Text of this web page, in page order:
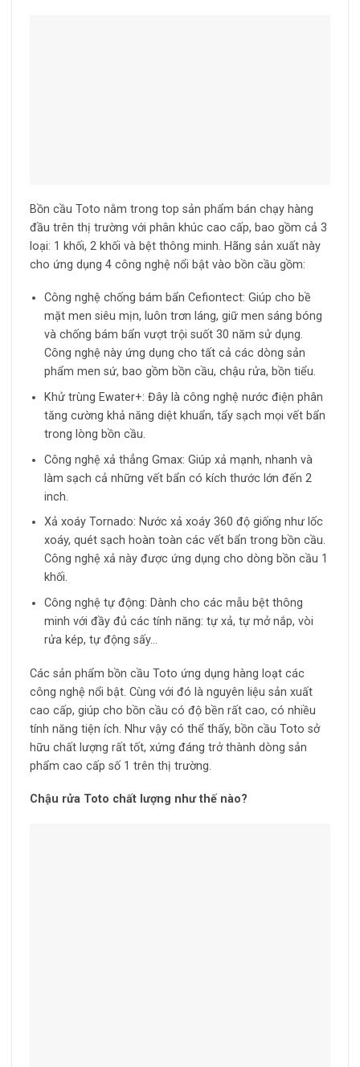
Bồn cầu Toto nằm trong top sản phẩm bán chạy hàng
đầu trên thị trường với phân khúc cao cấp, bao gồm cả 3
loại: 1 khối, 2 khối và bệt thông minh. Hãng sản xuất này
cho ứng dụng 4 công nghệ nổi bật vào bồn cầu gồm:
Công nghệ chống bám bẩn Cefiontect: Giúp cho bề
mặt men siêu mịn, luôn trơn láng, giữ men sáng bóng
và chống bám bẩn vượt trội suốt 30 năm sử dụng.
Công nghệ này ứng dụng cho tất cả các dòng sản
phẩm men sứ, bao gồm bồn cầu, chậu rửa, bồn tiểu.
Khử trùng Ewater+: Đây là công nghệ nước điện phân
tăng cường khả năng diệt khuẩn, tẩy sạch mọi vết bẩn
trong lòng bồn cầu.
Công nghệ xả thẳng Gmax: Giúp xả mạnh, nhanh và
làm sạch cả những vết bẩn có kích thước lớn đến 2
inch.
Xả xoáy Tornado: Nước xả xoáy 360 độ giống như lốc
xoáy, quét sạch hoàn toàn các vết bẩn trong bồn cầu.
Công nghệ xả này được ứng dụng cho dòng bồn cầu 1
khối.
Công nghệ tự động: Dành cho các mẫu bệt thông
minh với đầy đủ các tính năng: tự xả, tự mở nắp, vòi
rửa kép, tự động sấy…
Các sản phẩm bồn cầu Toto ứng dụng hàng loạt các
công nghệ nổi bật. Cùng với đó là nguyên liệu sản xuất
cao cấp, giúp cho bồn cầu có độ bền rất cao, có nhiều
tính năng tiện ích. Như vậy có thể thấy, bồn cầu Toto sở
hữu chất lượng rất tốt, xứng đáng trở thành dòng sản
phẩm cao cấp số 1 trên thị trường.
Chậu rửa Toto chất lượng như thế nào?